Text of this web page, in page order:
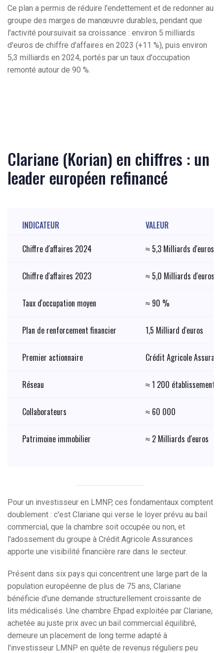
Ce plan a permis de réduire l'endettement et de redonner au
groupe des marges de manœuvre durables, pendant que
l'activité poursuivait sa croissance : environ 5 milliards
d'euros de chiffre d'affaires en 2023 (+11 %), puis environ
5,3 milliards en 2024, portés par un taux d'occupation
remonté autour de 90 %.
Clariane (Korian) en chiffres : un
leader européen refinancé
INDICATEUR
VALEUR
Chiffre d'affaires 2024
≈ 5,3 Milliards d'euros
Chiffre d'affaires 2023 ≈ 5,0 Milliards d'euros
Taux d'occupation moyen ≈ 90 %
Plan de renforcement financier 1,5 Milliard d'euros
Premier actionnaire Crédit Agricole
Réseau ≈ 1 200
Collaborateurs ≈ 60 000
Patrimoine immobilier ≈ 2 Milliards d'euros
Pour un investisseur en LMNP, ces fondamentaux comptent
doublement : c'est Clariane qui verse le loyer prévu au bail
commercial, que la chambre soit occupée ou non, et
l'adossement du groupe à Crédit Agricole Assurances
apporte une visibilité financière rare dans le secteur.
Présent dans six pays qui concentrent une large part de la
population européenne de plus de 75 ans, Clariane
bénéficie d'une demande structurellement croissante de
lits médicalisés. Une chambre Ehpad exploitée par Clariane,
achetée au juste prix avec un bail commercial équilibré,
demeure un placement de long terme adapté à
l'investisseur LMNP en quête de revenus réguliers peu